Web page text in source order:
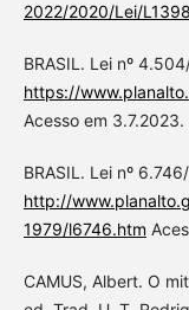
2022/2020/Lei/
BRASIL. Lei nº
https://
Acesso em 3.7.2023.
BRASIL. Lei nº
http://
1979/l6746.htm
CAMUS, Albert. O